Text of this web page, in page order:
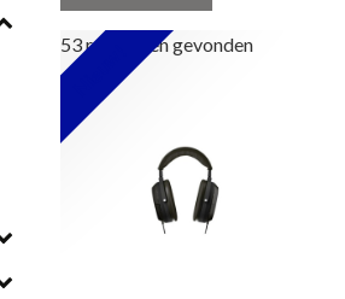
53resultaten gevonden
Nieuw!